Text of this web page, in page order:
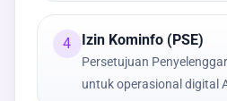
4 Izin Kominfo (PSE)
Persetujuan
untuk operasional digital